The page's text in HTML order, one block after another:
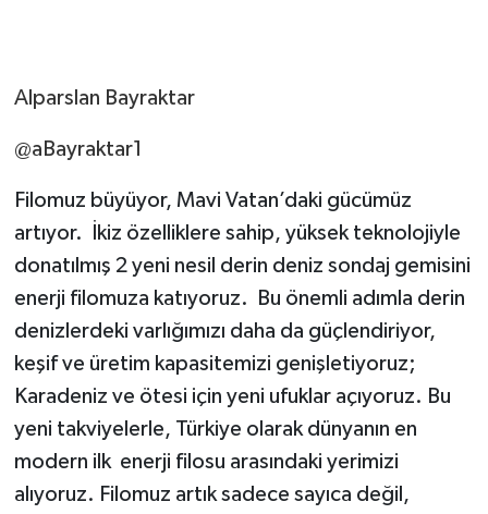
Alparslan Bayraktar
@aBayraktar1
Filomuz büyüyor, Mavi Vatan’daki gücümüz
artıyor. İkiz özelliklere sahip, yüksek teknolojiyle
donatılmış 2 yeni nesil derin deniz sondaj gemisini
enerji filomuza katıyoruz. Bu önemli adımla derin
denizlerdeki varlığımızı daha da güçlendiriyor,
keşif ve üretim kapasitemizi genişletiyoruz;
Karadeniz ve ötesi için yeni ufuklar açıyoruz. Bu
yeni takviyelerle, Türkiye olarak dünyanın en
modern ilk enerji filosu arasındaki yerimizi
alıyoruz. Filomuz artık sadece sayıca değil,